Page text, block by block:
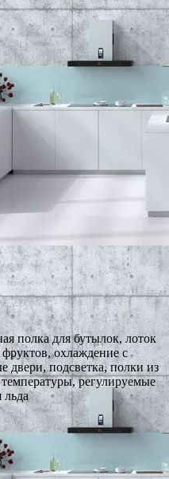
полка для бутылок, лоток
охлаждение с
двери, подсветка, полки из
температуры, регулируемые
льда